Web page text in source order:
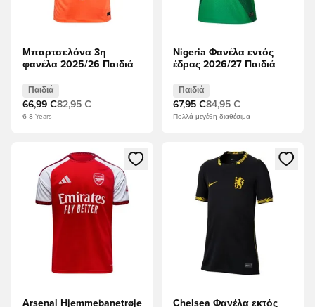
Μπαρτσελόνα 3η
φανέλα 2025/26 Παιδιά
Παιδιά
66,99 €82,95 €
6-8 Years
Nigeria Φανέλα εντός
έδρας 2026/27 Παιδιά
Παιδιά
67,95 €84,95 €
Πολλά μεγέθη διαθέσιμα
Ανοίγει ένα Modal για να συνδεθείτε ή να εγγραφείτε ως
Arsenal Hjemmebanetrøje
Ανοίγει ένα Modal για να
Chelsea Φανέλα εκτός